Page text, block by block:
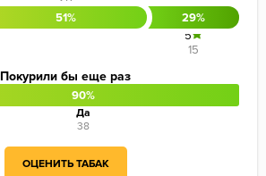
51%
29%
5
15
Покурили бы еще раз
90%
Да
38
ОЦЕНИТЬ ТАБАК